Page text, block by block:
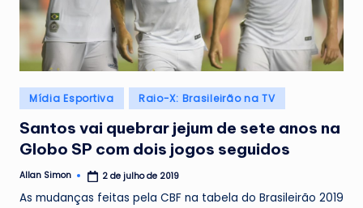
Posted
in
Mídia Esportiva Raio-X: Brasileirão na TV
Santos vai quebrar jejum de sete anos na
Globo SP com dois jogos seguidos
Posted
Allan Simon 2 de julho de 2019
As mudanças feitas pela CBF na tabela do Brasileirão 2019